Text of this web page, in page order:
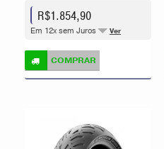
R$1.854,90
Em 12x sem Juros Ver
COMPRAR